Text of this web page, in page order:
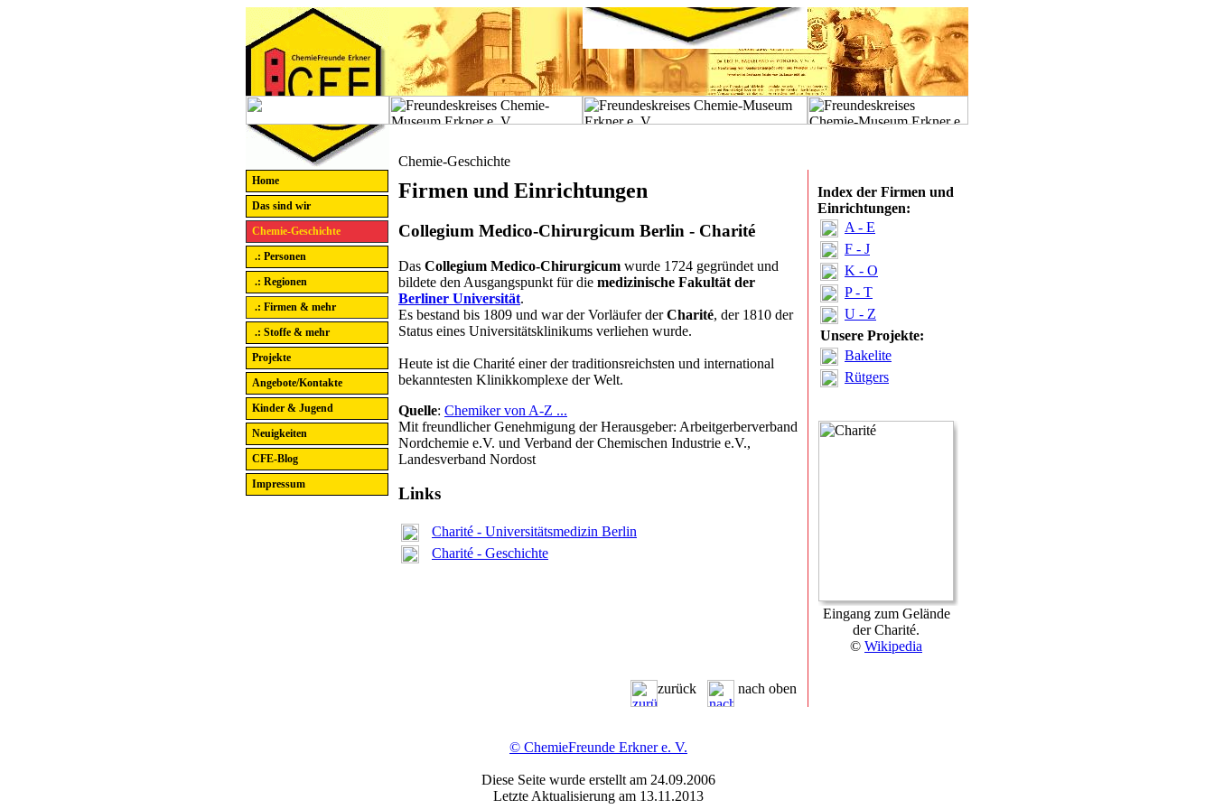
Chemie-Geschichte
Home
Das sind wir
Chemie-Geschichte
.: Personen
.: Regionen
.: Firmen & mehr
.: Stoffe & mehr
Projekte
Angebote/Kontakte
Kinder & Jugend
Neuigkeiten
CFE-Blog
Impressum
Firmen und Einrichtungen
Collegium Medico-Chirurgicum Berlin - Charité
Das Collegium Medico-Chirurgicum wurde 1724 gegründet und
bildete den Ausgangspunkt für die medizinische Fakultät der
Berliner Universität.
Es bestand bis 1809 und war der Vorläufer derCharité, der 1810 der
Status eines Universitätsklinikums verliehen wurde.
Heute ist die Charité einer der traditionsreichsten und international
bekanntesten Klinikkomplexe der Welt.
Quelle: Chemiker von A-Z ...
Mit freundlicher Genehmigung der Herausgeber: Arbeitgerberverband
Nord­chemie e.V. und Verband der Chemischen Industrie e.V.,
Landesverband Nordost
Links
Charité - Universitätsmedizin Berlin
Charité - Geschichte
Index der Firmen und
Einrichtungen:
A - E
F - J
K - O
P - T
U - Z
Unsere Projekte:
Bakelite
Rütgers
Eingang zum Gelände
der Charité.
© Wikipedia
zurück nach oben
© ChemieFreunde Erkner e. V.
Diese Seite wurde erstellt am 24.09.2006
Letzte Aktualisierung am 13.11.2013